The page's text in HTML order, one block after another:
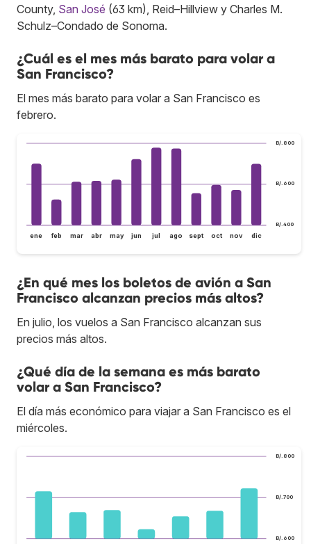
County, San José (63 km), Reid–Hillview y Charles M.
Schulz–Condado de Sonoma.
¿Cuál es el mes más barato para volar a
San Francisco?
El mes más barato para volar a San Francisco es
febrero.
B/.400
B/.600
B/.800
ene feb mar abr may jun jul ago sept oct nov dic
¿En qué mes los boletos de avión a San
Francisco alcanzan precios más altos?
En julio, los vuelos a San Francisco alcanzan sus
precios más altos.
¿Qué día de la semana es más barato
volar a San Francisco?
El día más económico para viajar a San Francisco es el
miércoles.
B/.600
B/.700
B/.800